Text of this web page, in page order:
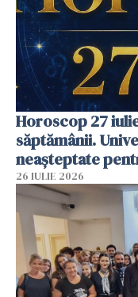
Horoscop 27
săptămânii.
neașteptate
26 IULIE 2026